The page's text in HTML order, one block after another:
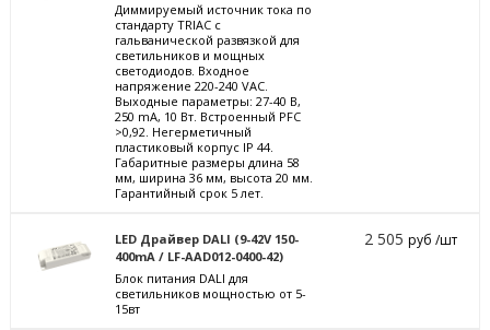
Диммируемый источник тока по
стандарту TRIAC с
гальванической развязкой для
светильников и мощных
светодиодов. Входное
напряжение 220-240 VAC.
Выходные параметры: 27-40 В,
250 mА, 10 Вт. Встроенный PFC
>0,92. Негерметичный
пластиковый корпус IP 44.
Габаритные размеры длина 58
мм, ширина 36 мм, высота 20 мм.
Гарантийный срок 5 лет.
LED Драйвер DALI (9-42V 150-
400mA / LF-AAD012-0400-42)
Блок питания DALI для
светильников мощностью от 5-
15вт
2 505руб /шт